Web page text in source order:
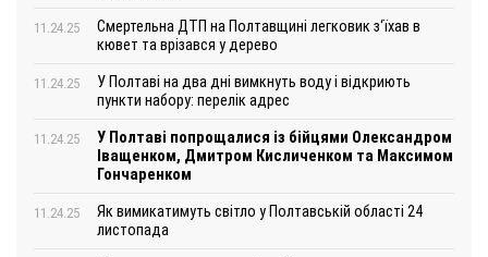
11.24.25
Смертельна ДТП на Полтавщині легковик з‘їхав в
кювет та врізався у дерево
11.24.25
У Полтаві на два дні вимкнуть воду і відкриють
пункти набору: перелік адрес
11.24.25
У Полтаві попрощалися із бійцями Олександром
Іващенком, Дмитром Кисличенком та Максимом
Гончаренком
11.24.25
Як вимикатимуть світло у Полтавській області 24
листопада